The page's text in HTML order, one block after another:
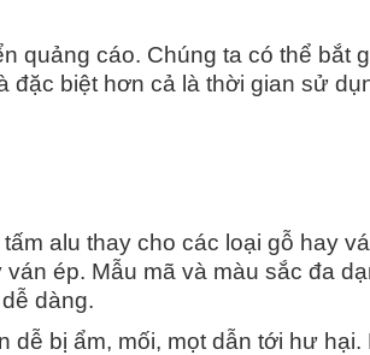
quảng cáo. Chúng ta có thể bắt
biệt hơn cả là thời gian sử
alu thay cho các loại gỗ hay
ép. Mẫu mã và màu sắc đa
dàng.
bị ẩm, mối, mọt dẫn tới hư